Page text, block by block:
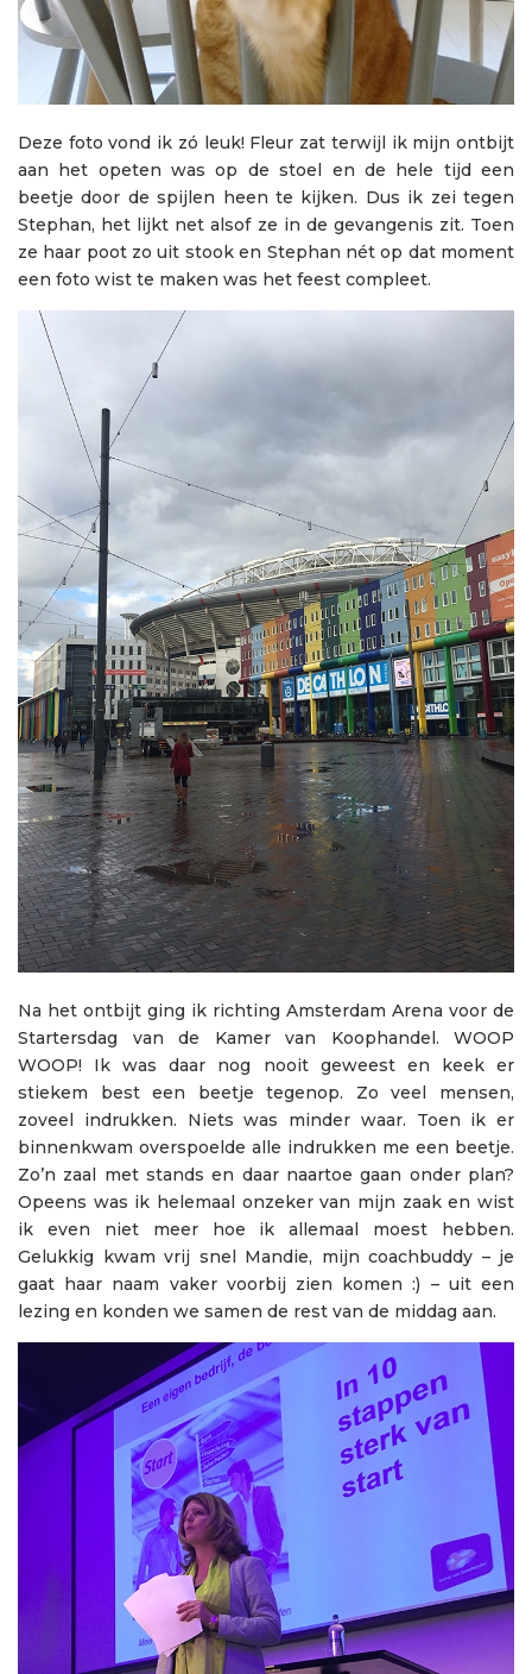
Deze foto vond ik zó leuk! Fleur zat terwijl ik mijn ontbijt
aan het opeten was op de stoel en de hele tijd een
beetje door de spijlen heen te kijken. Dus ik zei tegen
Stephan, het lijkt net alsof ze in de gevangenis zit. Toen
ze haar poot zo uit stook en Stephan nét op dat moment
een foto wist te maken was het feest compleet.
Na het ontbijt ging ik richting Amsterdam Arena voor de
Startersdag van de Kamer van Koophandel. WOOP
WOOP! Ik was daar nog nooit geweest en keek er
stiekem best een beetje tegenop. Zo veel mensen,
zoveel indrukken. Niets was minder waar. Toen ik er
binnenkwam overspoelde alle indrukken me een beetje.
Zo’n zaal met stands en daar naartoe gaan onder plan?
Opeens was ik helemaal onzeker van mijn zaak en wist
ik even niet meer hoe ik allemaal moest hebben.
Gelukkig kwam vrij snel Mandie, mijn coachbuddy – je
gaat haar naam vaker voorbij zien komen :) – uit een
lezing en konden we samen de rest van de middag aan.